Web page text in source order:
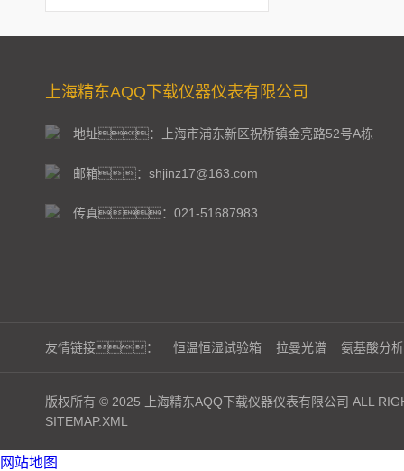
上海精东AQQ下载仪器仪表有限公司
地址：上海市浦东新区祝桥镇金亮路52号A栋
邮箱：shjinz17@163.com
传真：021-51687983
友情链接： 恒温恒湿试验箱 拉曼光谱 氨基酸分
版权所有 © 2025 上海精东AQQ下载仪器仪表有限公司 ALL
SITEMAP.XML
网站地图